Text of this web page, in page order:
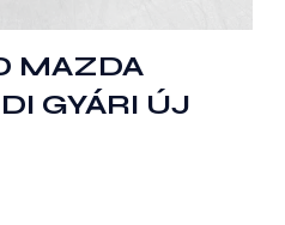
MAZDA
GYÁRI ÚJ